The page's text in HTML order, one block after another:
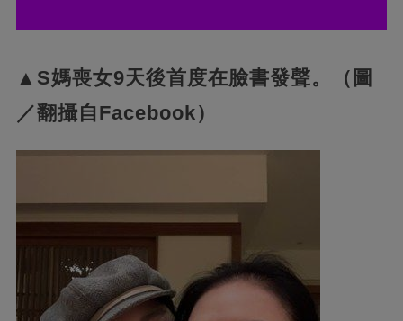
▲S媽喪女9天後首度在臉書發聲。（圖
／翻攝自Facebook）